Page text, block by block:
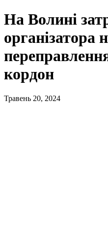
На Волині
організатора
кордон
Травень 20, 2024